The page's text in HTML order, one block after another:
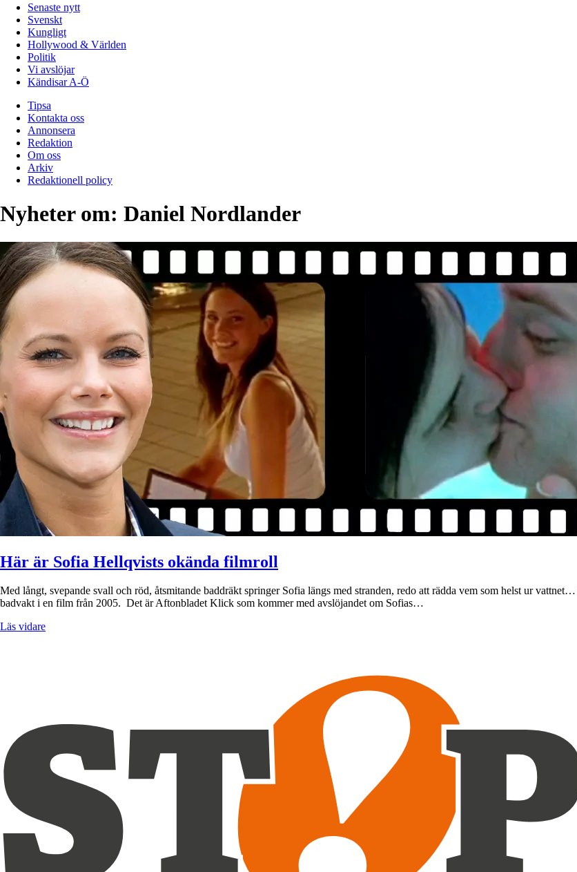
Senaste nytt
Svenskt
Kungligt
Hollywood & Världen
Politik
Vi avslöjar
Kändisar A-Ö
Tipsa
Kontakta oss
Annonsera
Redaktion
Om oss
Arkiv
Redaktionell policy
Nyheter om: Daniel Nordlander
Här är Sofia Hellqvists okända filmroll
Med långt, svepande svall och röd, åtsmitande baddräkt springer Sofia längs med stranden, redo att rädda vem som helst ur
badvakt i en film från 2005. Det är Aftonbladet Klick som kommer med avslöjandet om Sofias…
Läs vidare